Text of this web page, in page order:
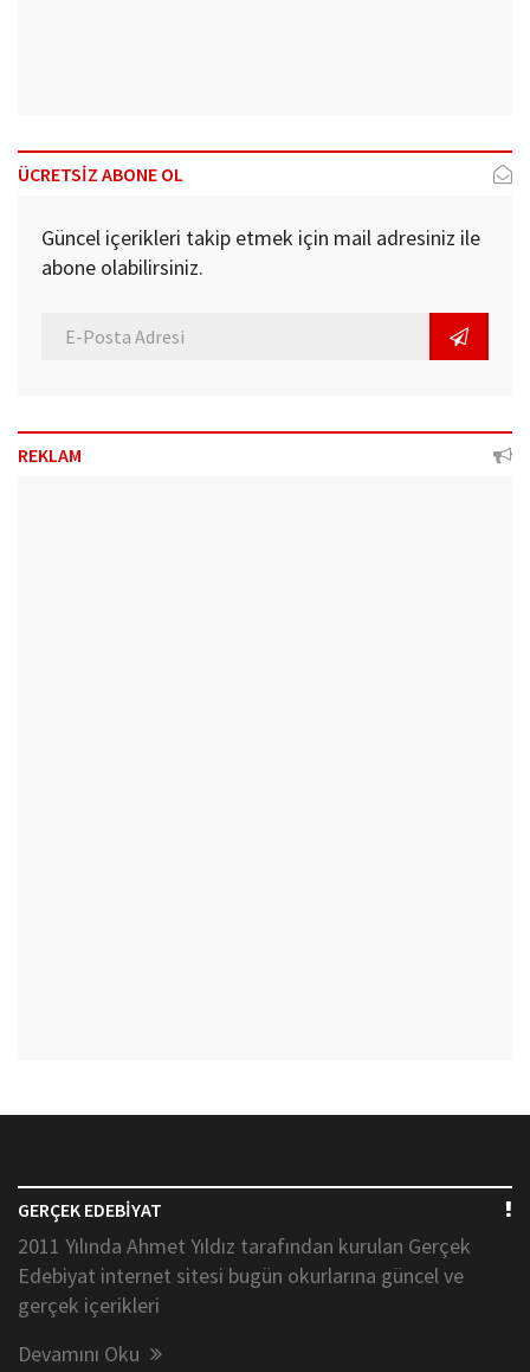
ÜCRETSİZ ABONE OL
Güncel içerikleri takip etmek için mail adresiniz ile
abone olabilirsiniz.
REKLAM
GERÇEK EDEBİYAT
2011 Yılında Ahmet Yıldız tarafından kurulan Gerçek
Edebiyat internet sitesi bugün okurlarına güncel ve
gerçek içerikleri
Devamını Oku